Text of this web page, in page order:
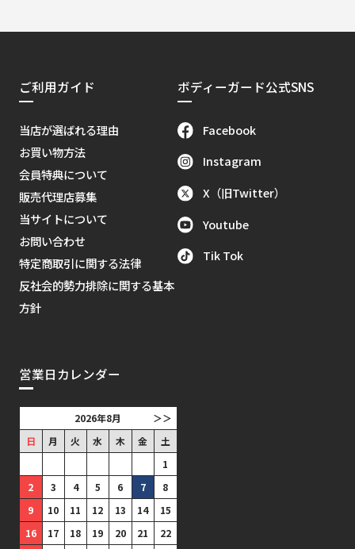
ご利用ガイド
当店が選ばれる理由
お買い物方法
会員特典について
販売代理店募集
当サイトについて
お問い合わせ
特定商取引に関する法律
反社会的勢力排除に関する基本
方針
ボディーガード公式SNS
Facebook
Instagram
X（旧Twitter）
Youtube
Tik Tok
営業日カレンダー
＞＞
2026年8月
日
月 火 水 木 金
土
1
2
3 4 5 6 7
8
9
10 11 12 13 14
15
16
17 18 19 20 21 22